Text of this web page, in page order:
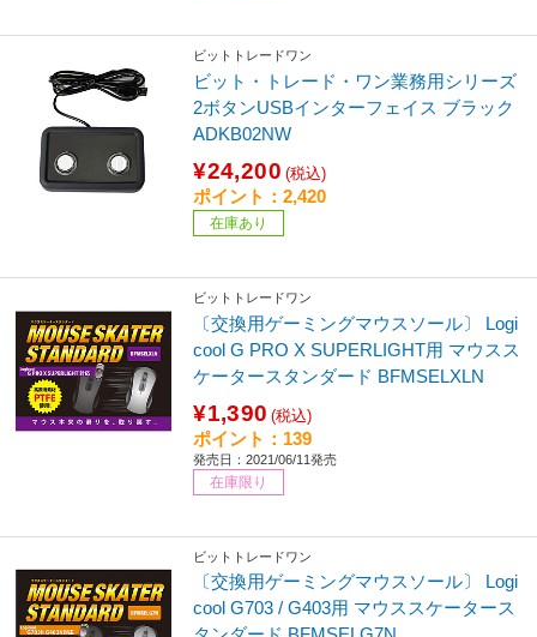
ビットトレードワン
ビット・トレード・ワン業務用シリーズ
2ボタンUSBインターフェイス ブラック
ADKB02NW
¥24,200 (税込)
ポイント：2,420
在庫あり
ビットトレードワン
〔交換用ゲーミングマウスソール〕 Logi
cool G PRO X SUPERLIGHT用 マウスス
ケータースタンダード BFMSELXLN
¥1,390 (税込)
ポイント：139
発売日：2021/06/11発売
在庫限り
ビットトレードワン
〔交換用ゲーミングマウスソール〕 Logi
cool G703 / G403用 マウススケータース